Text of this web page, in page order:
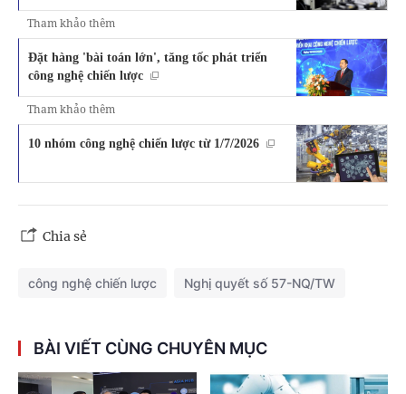
Tham khảo thêm
Đặt hàng 'bài toán lớn', tăng tốc phát triển
công nghệ chiến lược
Tham khảo thêm
10 nhóm công nghệ chiến lược từ 1/7/2026
Chia sẻ
công nghệ chiến lược Nghị quyết số 57-NQ/TW
BÀI VIẾT CÙNG CHUYÊN MỤC